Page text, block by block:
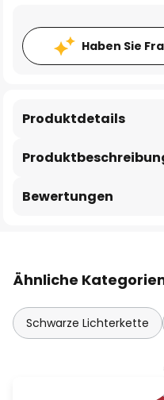
Haben Sie
Produktdetails
Bewertungen
Ähnliche
Schwarze Lichterkette